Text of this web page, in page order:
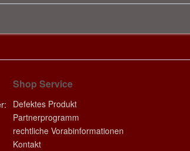
Shop Service
Defektes Produkt
Partnerprogramm
rechtliche Vorabinformationen
Kontakt